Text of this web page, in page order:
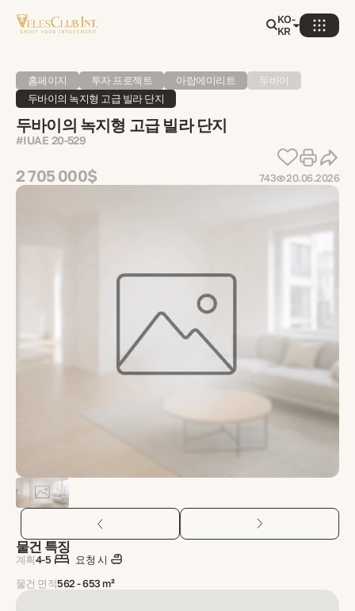
KO-
KR
홈페이지 투자 프로젝트 아랍에미리트
두바이
두바이의 녹지형 고급 빌라 단지
두바이의 녹지형 고급 빌라 단지
#IUAE 20-529
2 705 000$ 743 20.06.2026
물건 특징
계획4-5
요청 시
물건 면적562 - 653 m²